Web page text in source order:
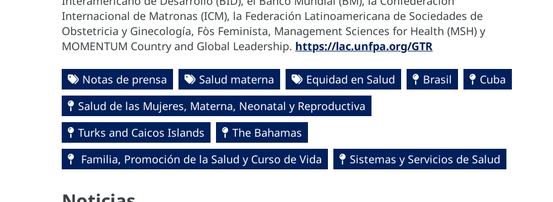
Internacional de Matronas (ICM), la Federación Latinoamericana de Sociedades de
Obstetricia y Ginecología, Fòs Feminista, Management Sciences for Health (MSH) y
MOMENTUM Country and Global Leadership. https://lac.unfpa.org/GTR
Notas de prensa Salud materna Equidad en Salud Brasil
Cuba
Salud de las Mujeres, Materna, Neonatal y Reproductiva
Turks and Caicos Islands
The Bahamas
Familia, Promoción de la Salud y Curso de Vida
Sistemas y Servicios de Salud